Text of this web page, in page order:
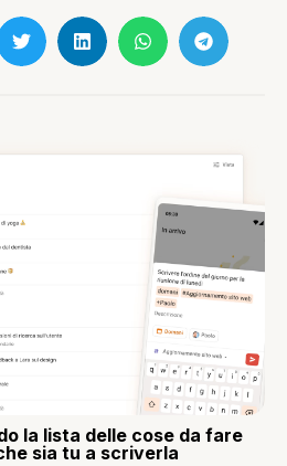
la lista delle cose da fare
sia tu a scriverla